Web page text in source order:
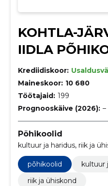
KOHTLA-
IIDLA
Krediidiskoor:
Maineskoor: 10 680
Töötajaid: 199
Prognooskäive (2026): –
Põhikoolid
kultuur ja haridus, riik ja
põhikoolid
kultuur
riik ja ühiskond